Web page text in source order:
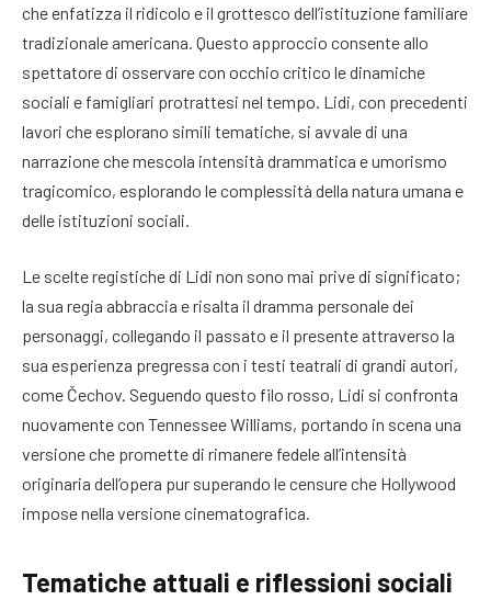
che enfatizza il ridicolo e il grottesco dell’istituzione familiare
tradizionale americana. Questo approccio consente allo
spettatore di osservare con occhio critico le dinamiche
sociali e famigliari protrattesi nel tempo. Lidi, con precedenti
lavori che esplorano simili tematiche, si avvale di una
narrazione che mescola intensità drammatica e umorismo
tragicomico, esplorando le complessità della natura umana e
delle istituzioni sociali.
Le scelte registiche di Lidi non sono mai prive di significato;
la sua regia abbraccia e risalta il dramma personale dei
personaggi, collegando il passato e il presente attraverso la
sua esperienza pregressa con i testi teatrali di grandi autori,
come Čechov. Seguendo questo filo rosso, Lidi si confronta
nuovamente con Tennessee Williams, portando in scena una
versione che promette di rimanere fedele all’intensità
originaria dell’opera pur superando le censure che Hollywood
impose nella versione cinematografica.
Tematiche attuali e riflessioni sociali